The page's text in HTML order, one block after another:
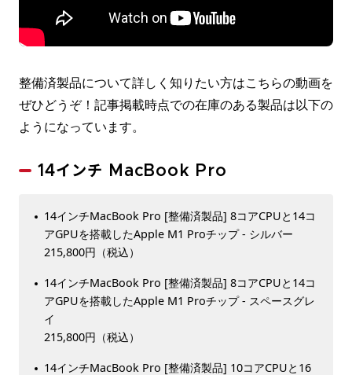
整備済製品について詳しく知りたい方はこちらの動画を
ぜひどうぞ！記事掲載時点での在庫のある製品は以下の
ようになっています。
14インチ MacBook Pro
14インチMacBook Pro [整備済製品] 8コアCPUと14コ
アGPUを搭載したApple M1 Proチップ - シルバー
215,800円（税込）
14インチMacBook Pro [整備済製品] 8コアCPUと14コ
アGPUを搭載したApple M1 Proチップ - スペースグレ
イ
215,800円（税込）
14インチMacBook Pro [整備済製品] 10コアCPUと16